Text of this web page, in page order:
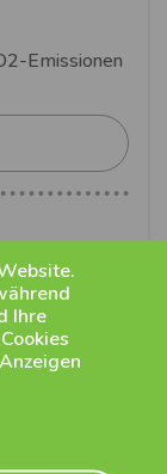
Ihre
Emissionen